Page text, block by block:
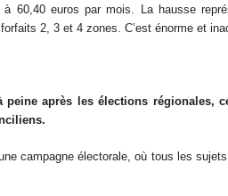
à 60,40 euros par mois. La hausse
2, 3 et 4 zones. C’est énorme et
peine après les élections régionales,
campagne électorale, où tous les